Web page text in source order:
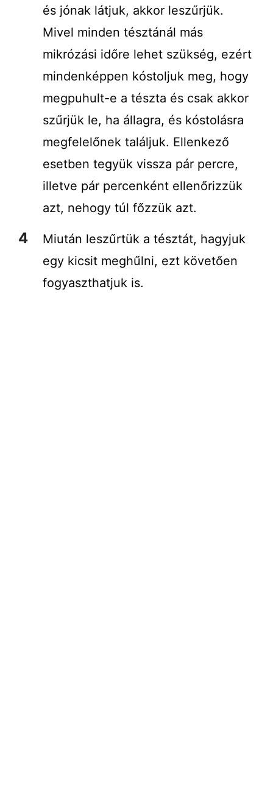
és jónak látjuk, akkor leszűrjük.
Mivel minden tésztánál más
mikrózási időre lehet szükség, ezért
mindenképpen kóstoljuk meg, hogy
megpuhult-e a tészta és csak akkor
szűrjük le, ha állagra, és kóstolásra
megfelelőnek találjuk. Ellenkező
esetben tegyük vissza pár percre,
illetve pár percenként ellenőrizzük
azt, nehogy túl főzzük azt.
Miután leszűrtük a tésztát, hagyjuk
egy kicsit meghűlni, ezt követően
fogyaszthatjuk is.